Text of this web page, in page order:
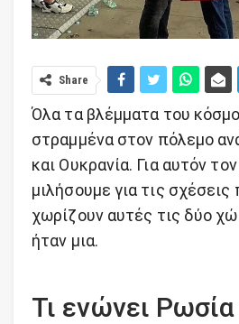
Share
Όλα τα βλέμματα του
στραμμένα στον πόλεμο
και Ουκρανία. Για αυτόν
μιλήσουμε για τις
χωρίζουν αυτές τις δύο
ήταν μια.
Τι ενώνει Ρωσία